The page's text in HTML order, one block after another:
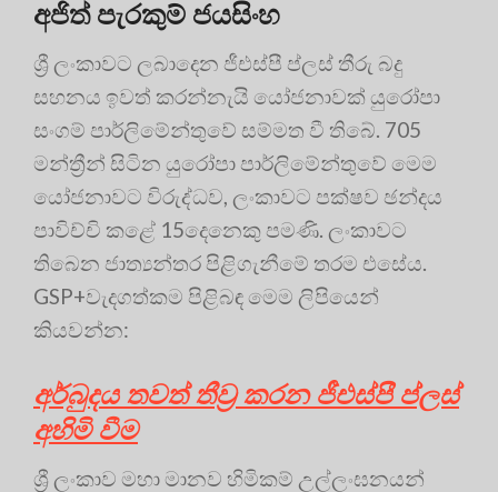
අජිත් පැරකුම් ජයසිංහ
ශ්‍රී ලංකාවට ලබාදෙන ජීඑස්පී ප්ලස් තීරු බදු
සහනය ඉවත් කරන්නැයි යෝජනාවක් යුරෝපා
සංගම් පාර්ලිමේන්තුවේ සම්මත වී තිබේ. 705
මන්ත්‍රීන් සිටින යුරෝපා පාර්ලිමේන්තුවේ මෙම
යෝජනාවට විරුද්ධව, ලංකාවට පක්ෂව ඡන්දය
පාවිච්චි කළේ 15දෙනෙකු පමණි. ලංකාවට
තිබෙන ජාත්‍යන්තර පිළිගැනීමේ තරම එසේය.
GSP+වැදගත්කම පිළිබඳ මෙම ලිපියෙන්
කියවන්න:
අර්බුදය තවත් තීව්‍ර කරන ජීඑස්පී ප්ලස්
අහිමි වීම
ශ්‍රී ලංකාව මහා මානව හිමිකම් උල්ලංඝනයන්